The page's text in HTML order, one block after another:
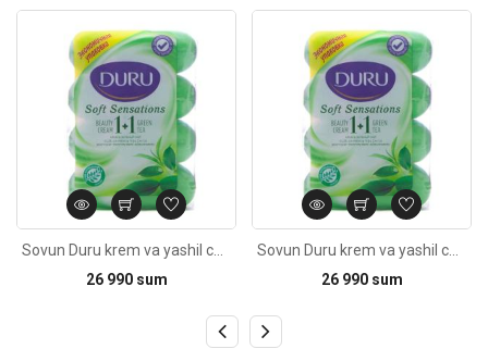
26 990 sum
Kod: 3397
26 990 sum
Kod: 1726